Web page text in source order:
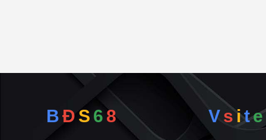
Mua bán nhà đất dự án Khu dân cư Tràng An
Mua bán nhà đất dự án Khu dân cư Tràng An
Mua bán nhà đất dự án Khu dân cư Tràng An
Mua bán nhà đất dự án Khu dân cư Tràng An
BĐ S 6 8 Vsite